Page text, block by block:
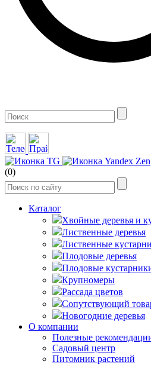
(0)
Каталог
Хвойные деревья и
Лиственные деревья
Лиственные
Плодовые деревья
Плодовые
Крупномеры
Рассада цветов
Сопутствующий
Новогодние деревья
О компании
Полезные
Садовый центр
Питомник растений